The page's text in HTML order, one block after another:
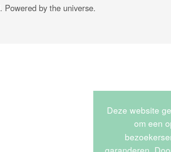
. Powered by the universe.
Deze website
om een